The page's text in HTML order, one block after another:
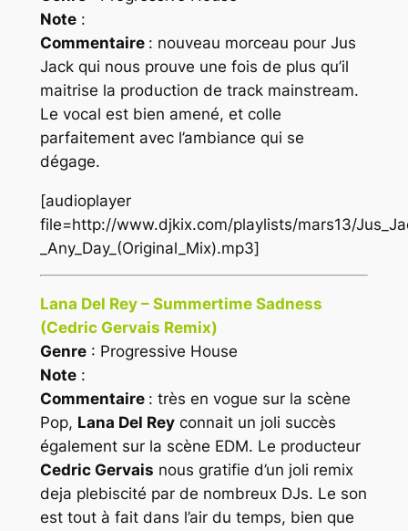
Note:
Commentaire : nouveau morceau pour Jus
Jack qui nous prouve une fois de plus qu’il
maitrise la production de track mainstream.
Le vocal est bien amené, et colle
parfaitement avec l’ambiance qui se
dégage.
[audioplayer
file=http://www.djkix.com/playlists/mars13/
_Any_Day_(Original_Mix).mp3]
Lana Del Rey – Summertime Sadness
(Cedric Gervais Remix)
Genre: Progressive House
Note:
Commentaire : très en vogue sur la scène
Pop, Lana Del Reyconnait un joli succès
également sur la scène EDM. Le producteur
Cedric Gervais nous gratifie d’un joli remix
deja plebiscité par de nombreux DJs. Le son
est tout à fait dans l’air du temps, bien que